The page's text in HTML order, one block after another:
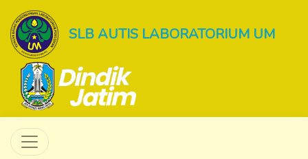
SLB AUTIS LABORATORIUM UM